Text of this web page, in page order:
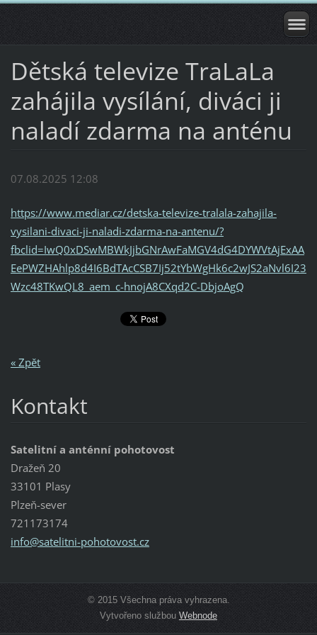
Dětská televize TraLaLa
zahájila vysílání, diváci ji
naladí zdarma na anténu
07.08.2025 12:08
https://www.mediar.cz/detska-televize-tralala-zahajila-
vysilani-divaci-ji-naladi-zdarma-na-antenu/?
fbclid=IwQ0xDSwMBWkJjbGNrAwFaMGV4dG4DYWVtAjExAA
EePWZHAhlp8d4I6BdTAcCSB7Ij52tYbWgHk6c2wJS2aNvl6I23
Wzc48TKwQL8_aem_c-hnojA8CXqd2C-DbjoAgQ
« Zpět
Kontakt
Satelitní a anténní pohotovost
Dražeň 20
33101 Plasy
Plzeň-sever
721173174
info@satelitni-pohotovost.cz
© 2015 Všechna práva vyhrazena.
Vytvořeno službouWebnode